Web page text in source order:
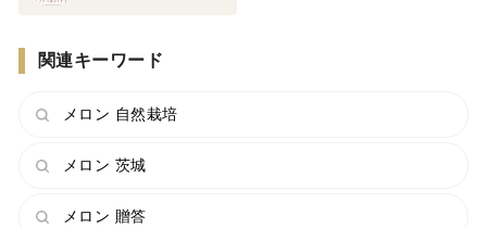
関連キーワード
メロン 自然栽培
メロン 茨城
メロン 贈答